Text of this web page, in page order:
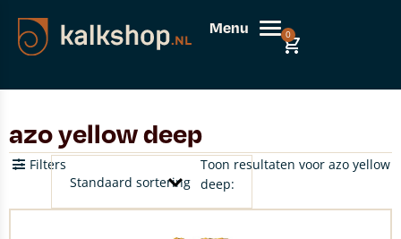
Menu 0
azo yellow deep
Toon resultaten voor azo yellow
deep:
Filters